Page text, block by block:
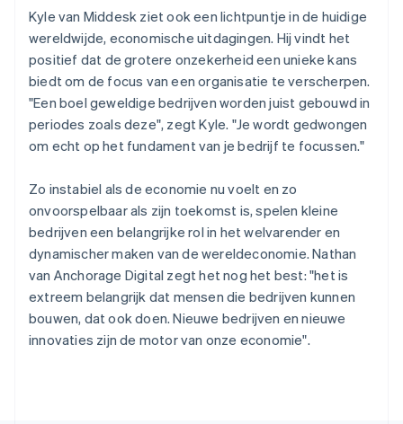
Kyle van Middesk ziet ook een lichtpuntje in de huidige
wereldwijde, economische uitdagingen. Hij vindt het
positief dat de grotere onzekerheid een unieke kans
biedt om de focus van een organisatie te verscherpen.
"Een boel geweldige bedrijven worden juist gebouwd in
periodes zoals deze", zegt Kyle. "Je wordt gedwongen
om echt op het fundament van je bedrijf te focussen."
Zo instabiel als de economie nu voelt en zo
onvoorspelbaar als zijn toekomst is, spelen kleine
bedrijven een belangrijke rol in het welvarender en
dynamischer maken van de wereldeconomie. Nathan
van Anchorage Digital zegt het nog het best: "het is
extreem belangrijk dat mensen die bedrijven kunnen
bouwen, dat ook doen. Nieuwe bedrijven en nieuwe
innovaties zijn de motor van onze economie".
Frankrijk
Gibraltar
English
Griekenland
English
Hongarije
English
Ierland
English
India
English
Italië
English
Japan
日本語English
Kroatië